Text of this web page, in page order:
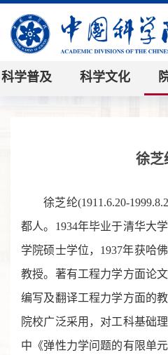
科学普及 科学文化
徐芝
徐芝纶(1911.6.20-
都人。1934年毕业于清华大
学院硕士学位，1937年获哈
教授。著有工程力学方面论
编写及翻译工程力学方面的
院校广泛采用，对工科基础
中《弹性力学问题的有限单